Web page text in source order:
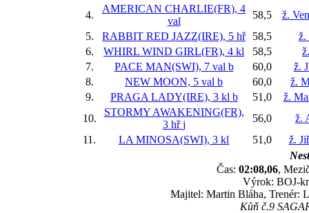
4.
AMERICAN CHARLIE(FR), 4
val
58,5
ž.
5.
RABBIT RED JAZZ(IRE), 5 hř 58,5
ž.
6.
WHIRL WIND GIRL(FR), 4 kl 58,5
7.
PACE MAN(SWI), 7 val b 60,0
ž.
8.
NEW MOON, 5 val b 60,0
ž.
9.
PRAGA LADY(IRE), 3 kl b 51,0
ž.
10.
STORMY AWAKENING(FR),
3 hřj
56,0
ž.
11.
LA MINOSA(SWI), 3 kl 51,0
ž.
Čas: 02:08,06,
Výrok: BOJ-
Majitel: Martin Bláha, Trenér:
Kůň č.9